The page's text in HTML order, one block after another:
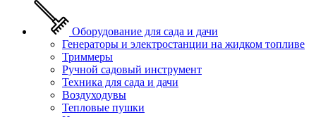
Оборудование для сада и дачи
Генераторы и электростанции на жидком топливе
Триммеры
Ручной садовый инструмент
Техника для сада и дачи
Воздуходувы
Тепловые пушки